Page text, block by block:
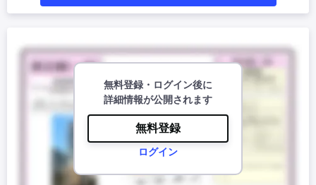
無料登録・ログイン後に
詳細情報が公開されます
無料登録
ログイン